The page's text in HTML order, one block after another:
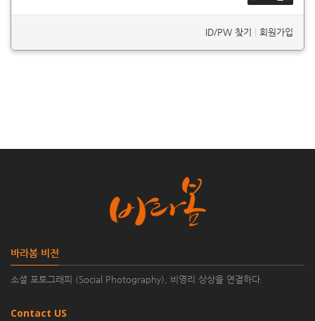
ID/PW 찾기 회원가입
바라봄 비전
소셜 포토그래피 (Social Photography), 비영리 상상을 연결하다.
Contact US